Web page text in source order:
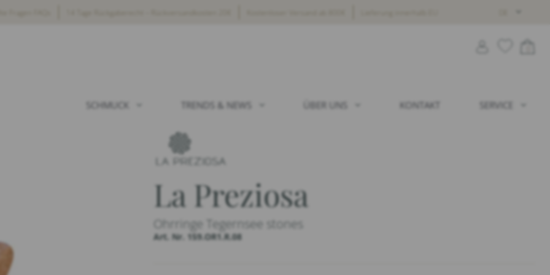
SCHMUCK TRENDS & NEWS ÜBER UNS KONTAKT SERVICE
La Preziosa
Ohrringe Tegernsee stones
Art. Nr. 159.OR1.R.08